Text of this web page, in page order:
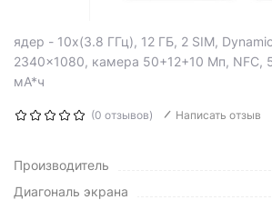
ядер - 10x(3.8 ГГц), 12 ГБ, 2 SIM,
2340x1080, камера 50+12+10 Мп, NFC,
мА*ч
(0 отзывов) Написать отзыв
Производитель
Диагональ экрана